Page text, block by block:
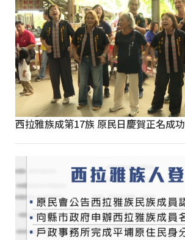
西拉雅族成第17族 原民日慶賀正名成功